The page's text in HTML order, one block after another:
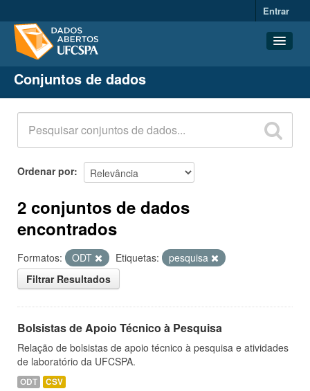
Entrar
Conjuntos de dados
Organizações
Grupos
Sobre
Conjuntos de dados
Ordenar por
2 conjuntos de dados
encontrados
Formatos: ODT Etiquetas:
pesquisa
Filtrar Resultados
Bolsistas de Apoio Técnico à Pesquisa
Relação de bolsistas de apoio técnico à pesquisa e atividades
de laboratório da UFCSPA.
ODT CSV